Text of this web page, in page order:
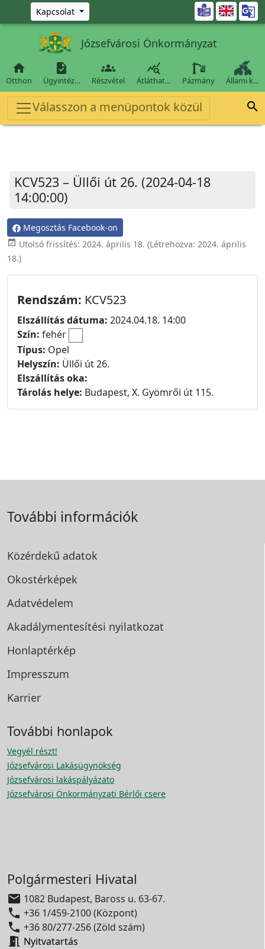
Ugrás a fő tartalomra
Kapcsolat 
Józsefvárosi Önkormányzat

Otthon

Ügyintéz…

Részvétel

Átláthat… Pázmány Állami k…
Válasszon a menüpontok közül 
KCV523 – Üllői út 26. (2024-04-18
14:00:00)
Megosztás Facebook-on
event_available Utolsó frissítés: 2024. április 18. (Létrehozva: 2024. április
18.)
Rendszám: KCV523
Elszállítás dátuma: 2024.04.18. 14:00
Szín: fehér
Típus: Opel
Helyszín: Üllői út 26.
Elszállítás oka:
Tárolás helye: Budapest, X. Gyömrői út 115.
További információk
Közérdekű adatok
Okostérképek
Adatvédelem
Akadálymentesítési nyilatkozat
Honlaptérkép
Impresszum
Karrier
További honlapok
Vegyél részt!
Józsefvárosi Lakásügynökség
Józsefvárosi lakáspályázato
Józsefvárosi Önkormányzati Bérlői csere
Polgármesteri Hivatal
 1082 Budapest, Baross u. 63-67.
 +36 1/459-2100 (Központ)
 +36 80/277-256 (Zöld szám)
 Nyitvatartás